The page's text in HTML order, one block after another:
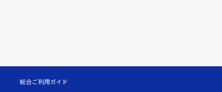
総合ご利用ガイド